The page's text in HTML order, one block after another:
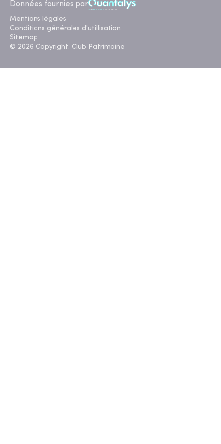
Données fournies par
Mentions légales
Conditions générales d'utillisation
Sitemap
© 2026 Copyright. Club Patrimoine